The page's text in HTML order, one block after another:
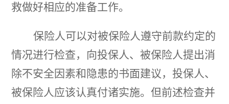
救做好相应的准备工作。
保险人可以对被保险人遵守前款约定的
情况进行检查，向投保人、被保险人提出消
除不安全因素和隐患的书面建议，投保人、
被保险人应该认真付诸实施。但前述检查并